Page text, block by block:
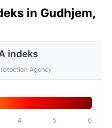
in Gudhjem,
indeks
Agency
4 5 6